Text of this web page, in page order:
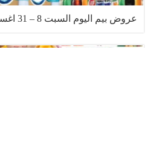
عروض بيم اليوم السبت 8 – 31 اغسطس 2026